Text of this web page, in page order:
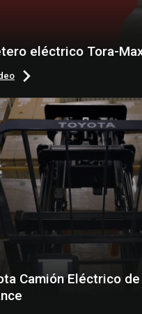
eléctrico Tora-
Camión Eléctrico de